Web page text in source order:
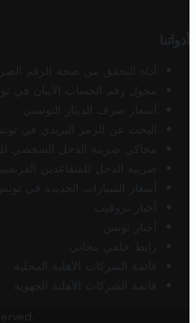
أدواتنا
أداة التحقق من صحة الرقم
محول رقم الحساب الآيبان في
أسعار صرف الدينار التونسي
البحث عن الرمز البريدي في
محاكي ضريبة الدخل الشخصي
ضريبة الدخل للمتقاعدين
أسعار السيارات الجديدة في تونس
أخبار تروفيت
أخبار تونس
رابط خلفي مجاني
قائمة الشركات الأهلية المحلية
قائمة الشركات الأهلية الجهوية